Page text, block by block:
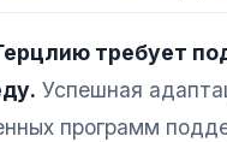
требует
Успешная
программ